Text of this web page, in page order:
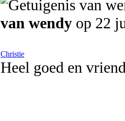
van wendy op 22
Christie
Heel goed en